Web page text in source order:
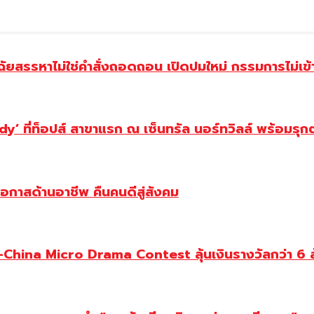
รรหาไม่ใช่คำสั่งถอดถอน เปิดปมใหม่ กรรมการไม่เ
ที่ท็อปส์ สาขาแรก ณ เซ็นทรัล นอร์ทวิลล์ พร้อมรุก
กาสด้านอาชีพ คืนคนดีสู่สังคม
Micro Drama Contest ลุ้นเงินรางวัลกว่า 6